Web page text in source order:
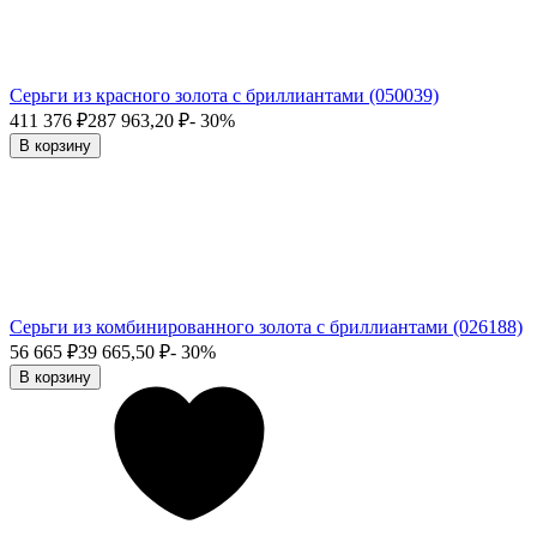
Серьги из красного золота с бриллиантами (050039)
411 376 ₽287 963,20 ₽- 30%
В корзину
Серьги из комбинированного золота с бриллиантами (026188)
56 665 ₽39 665,50 ₽- 30%
В корзину